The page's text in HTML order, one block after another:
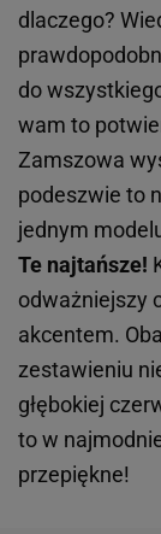
dlaczego?
do
wam to
Zamszowa
podeszwie to
jednym
Te najtańsze!
odważniejszy
akcentem.
zestawieniu
głębokiej
to w
przepiękne!